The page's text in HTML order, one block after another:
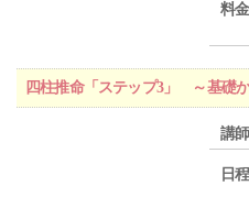
料金
四柱推命「ステップ3」 ～基礎
講師
日程